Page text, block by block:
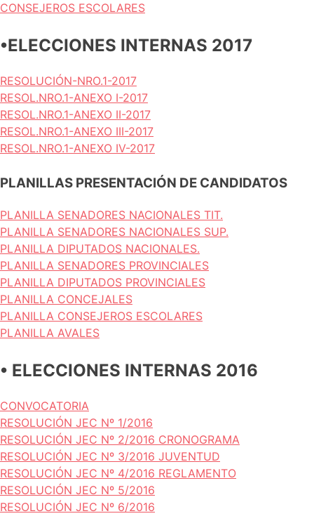
CONSEJEROS ESCOLARES
•ELECCIONES INTERNAS 2017
RESOLUCIÓN-NRO.1-2017
RESOL.NRO.1-ANEXO I-2017
RESOL.NRO.1-ANEXO II-2017
RESOL.NRO.1-ANEXO III-2017
RESOL.NRO.1-ANEXO IV-2017
PLANILLAS PRESENTACIÓN DE CANDIDATOS
PLANILLA SENADORES NACIONALES TIT.
PLANILLA SENADORES NACIONALES SUP.
PLANILLA DIPUTADOS NACIONALES.
PLANILLA SENADORES PROVINCIALES
PLANILLA DIPUTADOS PROVINCIALES
PLANILLA CONCEJALES
PLANILLA CONSEJEROS ESCOLARES
PLANILLA AVALES
• ELECCIONES INTERNAS 2016
CONVOCATORIA
RESOLUCIÓN JEC Nº 1/2016
RESOLUCIÓN JEC Nº 2/2016 CRONOGRAMA
RESOLUCIÓN JEC Nº 3/2016 JUVENTUD
RESOLUCIÓN JEC Nº 4/2016 REGLAMENTO
RESOLUCIÓN JEC Nº 5/2016
RESOLUCIÓN JEC Nº 6/2016